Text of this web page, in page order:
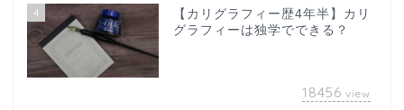
4
【カリグラフィー歴4年半】カリ
グラフィーは独学でできる？
18456 view